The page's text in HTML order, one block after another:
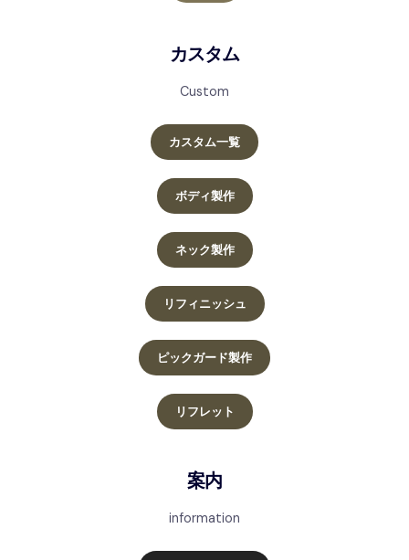
カスタム
Custom
カスタム一覧
ボディ製作
ネック製作
リフィニッシュ
ピックガード製作
リフレット
案内
information